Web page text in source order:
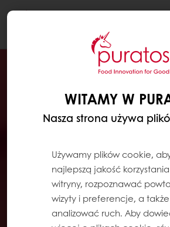
WITAMY W
Nasza strona używa
Używamy plików cookie,
najlepszą jakość
witryny, rozpoznawać
wizyty i preferencje, a
analizować ruch. Aby